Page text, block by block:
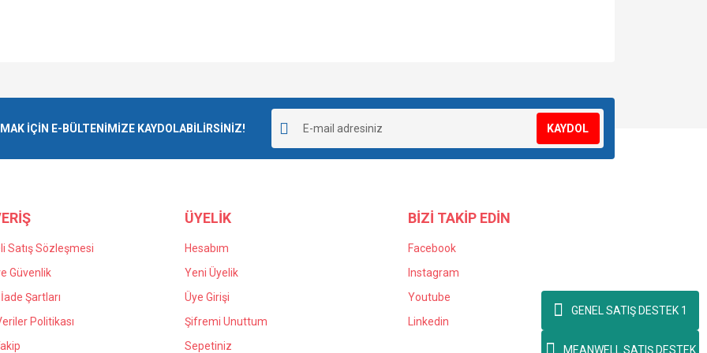
Gönder
İÇİN E-BÜLTENİMİZE KAYDOLABİLİRSİNİZ! KAYDOL
Satış Sözleşmesi
Güvenlik
Şartları
Politikası
ÜYELİK
Hesabım
Yeni Üyelik
Üye Girişi
Şifremi Unuttum
Sepetiniz
BİZİ TAKİP EDİN
Facebook
Instagram
Youtube
Linkedin
GENEL SATIŞ DESTEK 1
MEANWELL SATIŞ DESTEK